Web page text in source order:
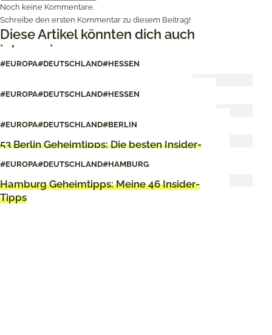
Noch keine Kommentare.
Schreibe den ersten Kommentar zu diesem Beitrag!
Diese Artikel könnten dich auch
interessieren
#EUROPA#DEUTSCHLAND#HESSEN
#EUROPA#DEUTSCHLAND#HESSEN
#EUROPA#DEUTSCHLAND#BERLIN
53 Berlin Geheimtipps: Die besten Insider-
#EUROPA#DEUTSCHLAND#HAMBURG
Hamburg Geheimtipps: Meine 46 Insider-
Tipps